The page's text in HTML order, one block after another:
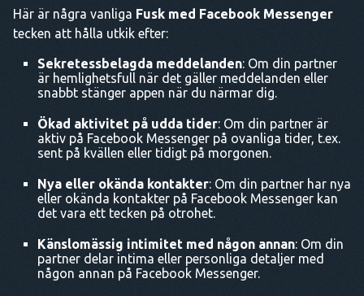
Här är några vanliga Fusk med Facebook Messenger
tecken att hålla utkik efter:
Sekretessbelagda meddelanden: Om din partner
är hemlighetsfull när det gäller meddelanden eller
snabbt stänger appen när du närmar dig.
Ökad aktivitet på udda tider: Om din partner är
aktiv på Facebook Messenger på ovanliga tider, t.ex.
sent på kvällen eller tidigt på morgonen.
Nya eller okända kontakter: Om din partner har nya
eller okända kontakter på Facebook Messenger kan
det vara ett tecken på otrohet.
Känslomässig intimitet med någon annan: Om din
partner delar intima eller personliga detaljer med
någon annan på Facebook Messenger.